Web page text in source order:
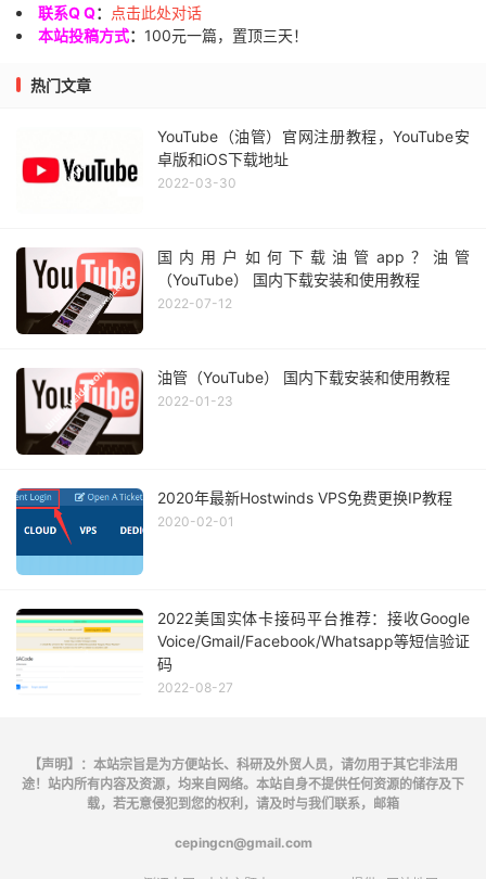
联系Q Q：
点击此处对话
本站投稿方式： 100元一篇，置顶三天！
热门文章
YouTube（油管）官网注册教程，YouTube安
卓版和iOS下载地址
2022-03-30
国内用户如何下载油管app？油管
（YouTube） 国内下载安装和使用教程
2022-07-12
油管（YouTube） 国内下载安装和使用教程
2022-01-23
2020年最新Hostwinds VPS免费更换IP教程
2020-02-01
2022美国实体卡接码平台推荐：接收Google
Voice/Gmail/Facebook/Whatsapp等短信验证
码
2022-08-27
【声明】：本站宗旨是为方便站长、科研及外贸人员，请勿用于其它非法用
途！站内所有内容及资源，均来自网络。本站自身不提供任何资源的储存及下
载，若无意侵犯到您的权利，请及时与我们联系，邮箱
cepingcn@gmail.com